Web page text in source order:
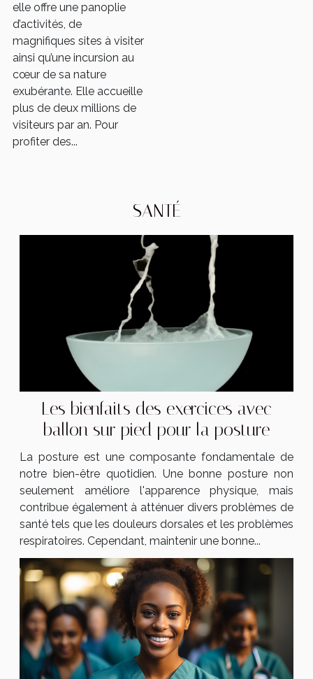
elle offre une panoplie
d’activités, de
magnifiques sites à visiter
ainsi qu’une incursion au
cœur de sa nature
exubérante. Elle accueille
plus de deux millions de
visiteurs par an. Pour
profiter des...
SANTÉ
Les bienfaits des exercices avec
ballon sur pied pour la posture
La posture est une composante fondamentale de
notre bien-être quotidien. Une bonne posture non
seulement améliore l'apparence physique, mais
contribue également à atténuer divers problèmes de
santé tels que les douleurs dorsales et les problèmes
respiratoires. Cependant, maintenir une bonne...